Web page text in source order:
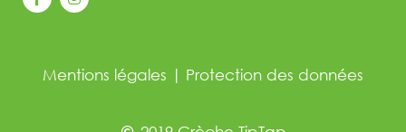
Mentions légales | Protection des données